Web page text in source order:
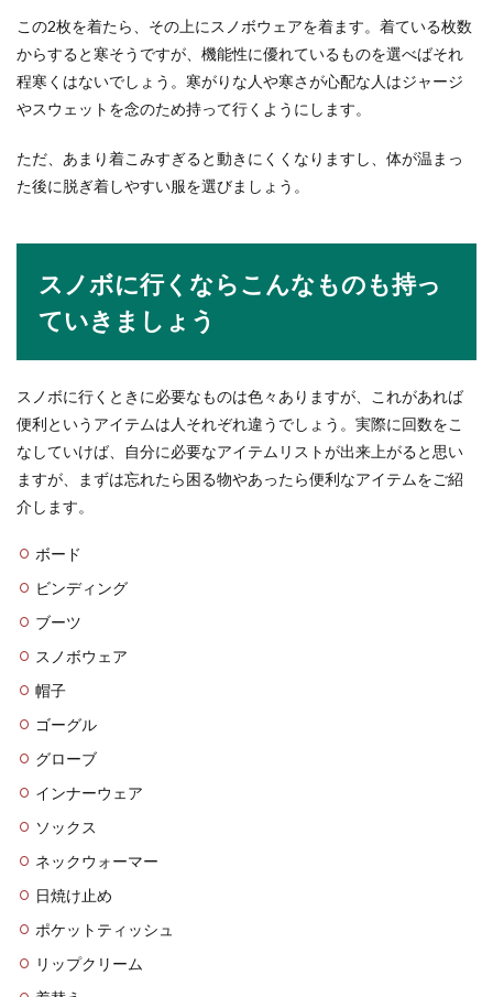
この2枚を着たら、その上にスノボウェアを着ます。着ている枚数
からすると寒そうですが、機能性に優れているものを選べばそれ
程寒くはないでしょう。寒がりな人や寒さが心配な人はジャージ
やスウェットを念のため持って行くようにします。
ただ、あまり着こみすぎると動きにくくなりますし、体が温まっ
た後に脱ぎ着しやすい服を選びましょう。
スノボに行くならこんなものも持っ
ていきましょう
スノボに行くときに必要なものは色々ありますが、これがあれば
便利というアイテムは人それぞれ違うでしょう。実際に回数をこ
なしていけば、自分に必要なアイテムリストが出来上がると思い
ますが、まずは忘れたら困る物やあったら便利なアイテムをご紹
介します。
ボード
ビンディング
ブーツ
スノボウェア
帽子
ゴーグル
グローブ
インナーウェア
ソックス
ネックウォーマー
日焼け止め
ポケットティッシュ
リップクリーム